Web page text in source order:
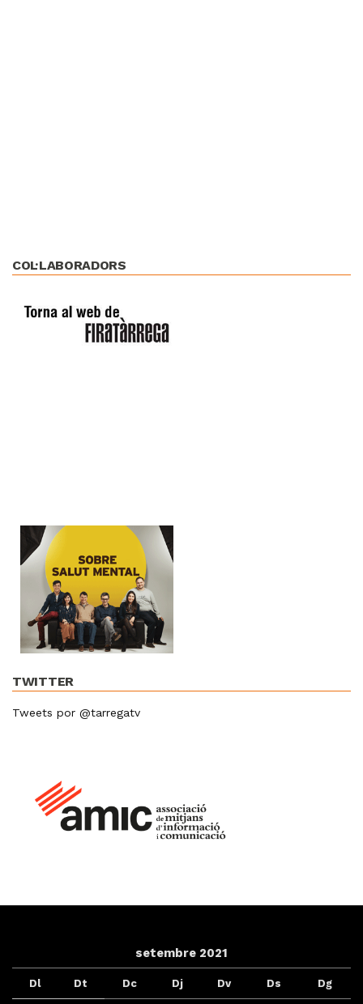
COL·LABORADORS
TWITTER
Tweets por @tarregatv
setembre 2021
Dl Dt Dc Dj Dv Ds Dg